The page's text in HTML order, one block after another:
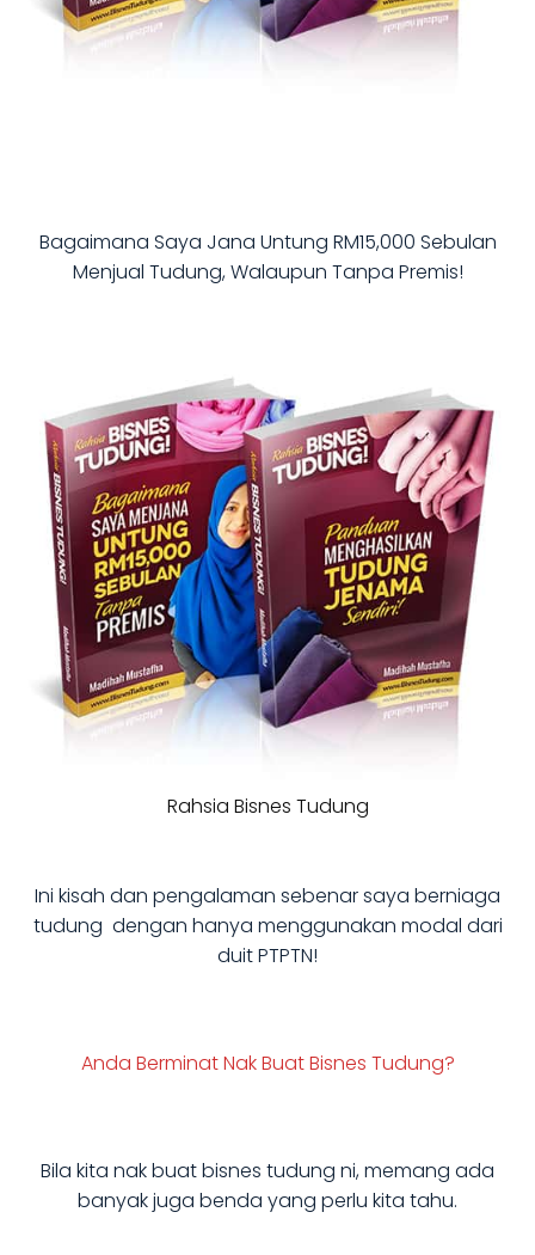
Bagaimana Saya Jana Untung RM15,000 Sebulan
Menjual Tudung, Walaupun Tanpa Premis!
Rahsia Bisnes Tudung
Ini kisah dan pengalaman sebenar saya berniaga
tudung dengan hanya menggunakan modal dari
duit PTPTN!
Anda Berminat Nak Buat Bisnes Tudung?
Bila kita nak buat bisnes tudung ni, memang ada
banyak juga benda yang perlu kita tahu.